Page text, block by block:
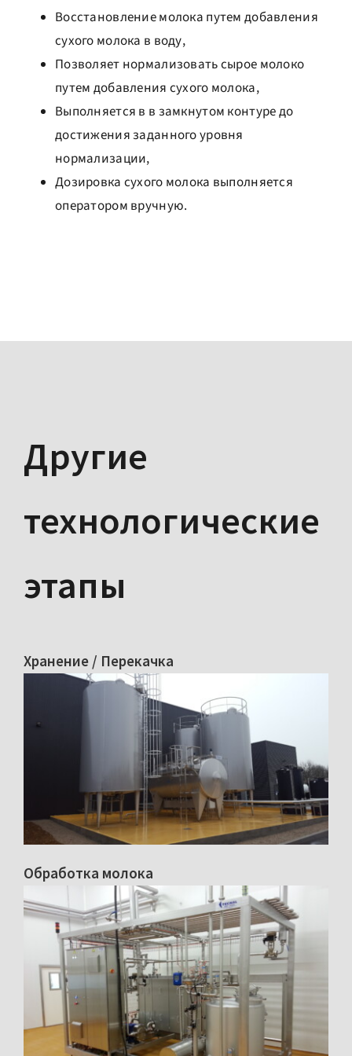
Восстановление молока путем добавления
сухого молока в воду,
Позволяет нормализовать сырое молоко
путем добавления сухого молока,
Выполняется в в замкнутом контуре до
достижения заданного уровня
нормализации,
Дозировка сухого молока выполняется
оператором вручную.
Другие
технологические
этапы
Хранение / Перекачка
Обработка молока